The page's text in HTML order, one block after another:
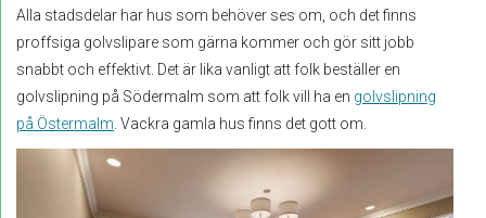
Alla stadsdelar har hus som behöver ses om, och det finns
proffsiga golvslipare som gärna kommer och gör sitt jobb
snabbt och effektivt. Det är lika vanligt att folk beställer en
golvslipning på Södermalm som att folk vill ha en golvslipning
på Östermalm . Vackra gamla hus finns det gott om.